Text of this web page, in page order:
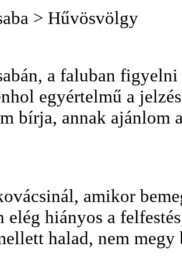
> Hűvösvölgy
a faluban
egyértelmű a
bírja, annak ajánlom
amikor
elég hiányos a
halad, nem megy